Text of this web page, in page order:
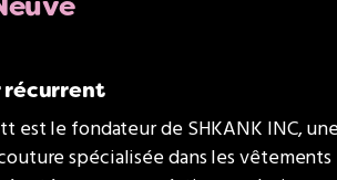
récurrent
est le fondateur de SHKANK INC,
spécialisée dans les vêtements